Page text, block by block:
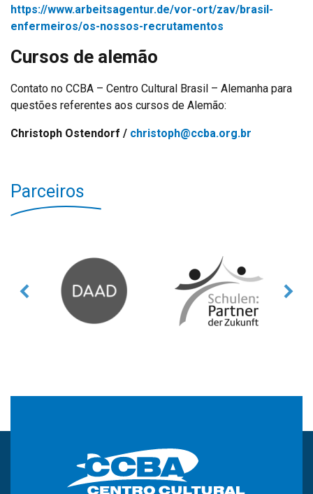
https://www.arbeitsagentur.de/vor-ort/zav/brasil-
enfermeiros/os-nossos-recrutamentos
Cursos de alemão
Contato no CCBA – Centro Cultural Brasil – Alemanha para
questões referentes aos cursos de Alemão:
Christoph Ostendorf / christoph@ccba.org.br
Parceiros